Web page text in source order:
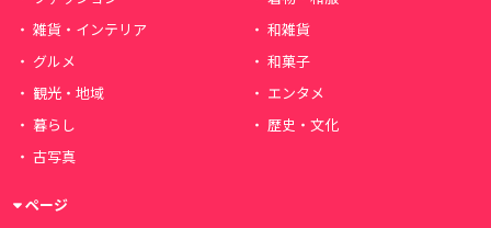
雑貨・インテリア
和雑貨
グルメ
和菓子
観光・地域
エンタメ
暮らし
歴史・文化
古写真
ページ